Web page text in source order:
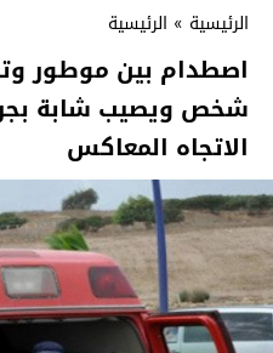
الرئيسية » الرئيسية
اصطدام بين موطور
شخص ويصيب شابة
الاتجاه المعاكس